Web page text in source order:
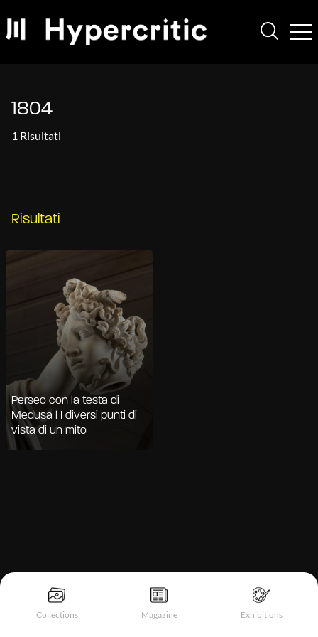
Collections Magazine Exhibitions
1804
1 Risultati
Risultati
Perseo con la testa di
Medusa | I diversi punti di
vista di un mito
Informativa sulla raccolta